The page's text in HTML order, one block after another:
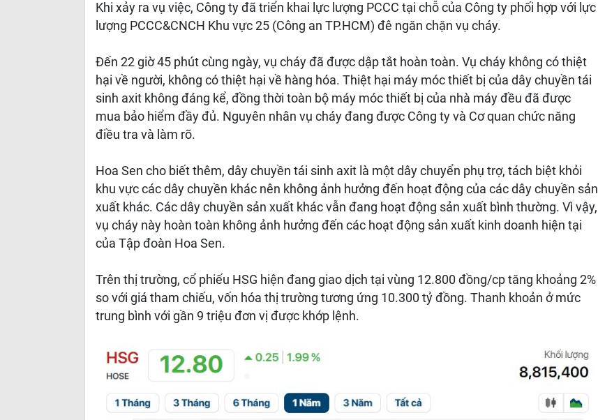
Khi xảy ra vụ việc, Công ty đã triển khai lực lượng PCCC tại chỗ của Công ty phối hợp với lực
lượng PCCC&CNCH Khu vực 25 (Công an TP.HCM) đê ngăn chặn vụ cháy.
Đến 22 giờ 45 phút cùng ngày, vụ cháy đã được dập tắt hoàn toàn. Vụ cháy không có thiệt
hại về người, không có thiệt hại về hàng hóa. Thiệt hại máy móc thiết bị của dây chuyền tái
sinh axit không đáng kể, đồng thời toàn bộ máy móc thiết bị của nhà máy đều đã được
mua bảo hiểm đầy đủ. Nguyên nhân vụ cháy đang được Công ty và Cơ quan chức năng
điều tra và làm rõ.
Hoa Sen cho biết thêm, dây chuyền tái sinh axit là một dây chuyển phụ trợ, tách biệt khỏi
khu vực các dây chuyền khác nên không ảnh hưởng đến hoạt động của các dây chuyền sản
xuất khác. Các dây chuyền sản xuất khác vẫn đang hoạt động sản xuất bình thường. Vì vậy,
vụ cháy này hoàn toàn không ảnh hưởng đến các hoạt động sản xuất kinh doanh hiện tại
của Tập đoàn Hoa Sen.
Trên thị trường, cổ phiếu HSG hiện đang giao dịch tại vùng 12.800 đồng/cp tăng khoảng 2%
so với giá tham chiếu, vốn hóa thị trường tương ứng 10.300 tỷ đồng. Thanh khoản ở mức
trung bình với gần 9 triệu đơn vị được khớp lệnh.